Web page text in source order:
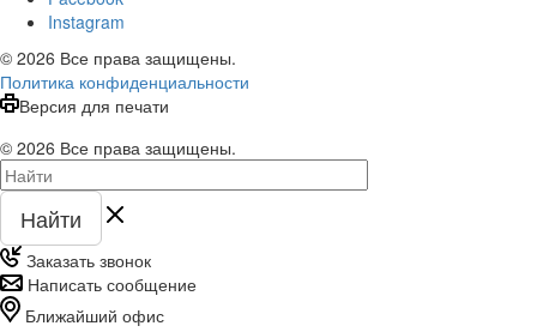
Instagram
© 2026 Все права защищены.
Политика конфиденциальности
Версия для печати
© 2026 Все права защищены.
Найти
Заказать звонок
Написать сообщение
Ближайший офис